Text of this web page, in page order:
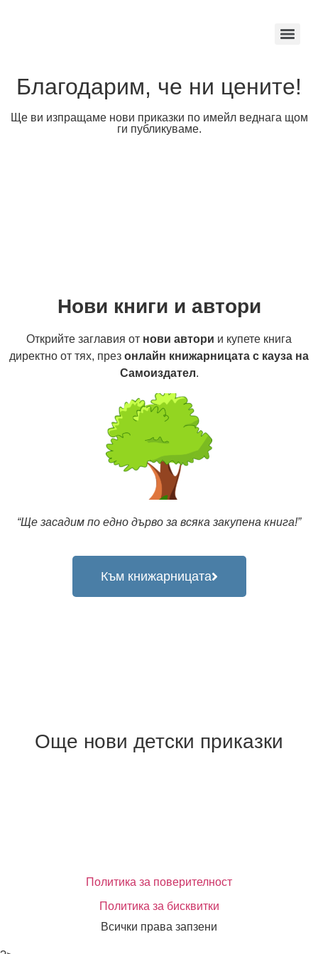
Благодарим, че ни цените!
Ще ви изпращаме нови приказки по имейл веднага щом
ги публикуваме.
Нови книги и автори
Открийте заглавия от нови автори и купете книга
директно от тях, през онлайн книжарницата с кауза на
Самоиздател.
“Ще засадим по едно дърво за всяка закупена книга!”
Към книжарницата
Още нови детски приказки
Политика за поверителност
Политика за бисквитки
Всички права запзени